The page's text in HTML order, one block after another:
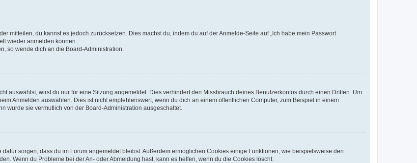
mitteilen, du kannst es jedoch zurücksetzen. Dies machst du, indem du auf der Anmelde-Seite auf „Ich habe mein Passwort
wieder anmelden können.
so wende dich an die Board-Administration.
auswählst, wirst du nur für eine Sitzung angemeldet. Dies verhindert den Missbrauch deines Benutzerkontos durch einen Dritten. Um
Anmelden auswählen. Dies ist nicht empfehlenswert, wenn du dich an einem öffentlichen Computer, zum Beispiel in einem
wurde sie vermutlich von der Board-Administration ausgeschaltet.
sorgen, dass du im Forum angemeldet bleibst. Außerdem ermöglichen Cookies einige Funktionen, wie beispielsweise den
Wenn du Probleme bei der An- oder Abmeldung hast, kann es helfen, wenn du die Cookies löscht.